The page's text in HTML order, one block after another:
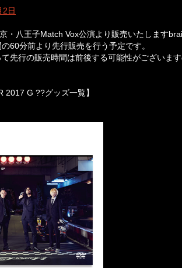
2日
・八王子Match Vox公演より販売いたします
60分前より先行販売を行う予定です。
先行の販売時間は前後する可能性がございます
2017 G ??グッズ一覧】